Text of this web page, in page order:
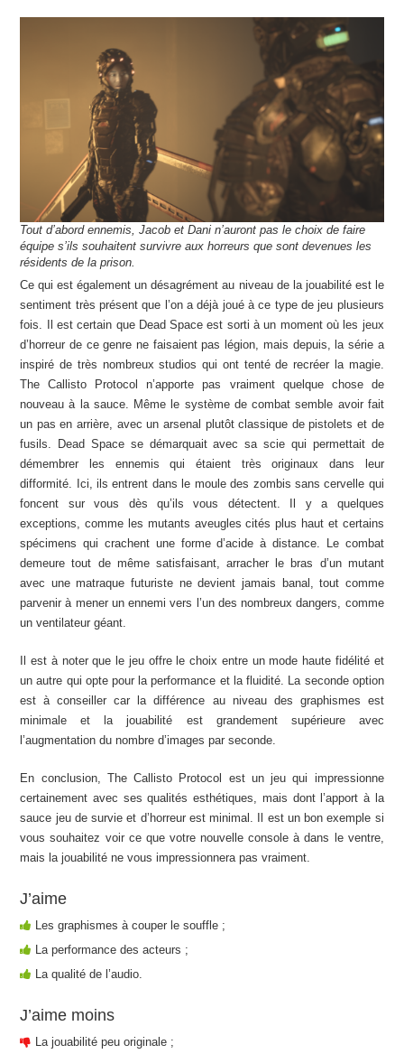
Tout d’abord ennemis, Jacob et Dani n’auront pas le choix de faire
équipe s’ils souhaitent survivre aux horreurs que sont devenues les
résidents de la prison.
Ce qui est également un désagrément au niveau de la jouabilité est le
sentiment très présent que l’on a déjà joué à ce type de jeu plusieurs
fois. Il est certain que Dead Space est sorti à un moment où les jeux
d’horreur de ce genre ne faisaient pas légion, mais depuis, la série a
inspiré de très nombreux studios qui ont tenté de recréer la magie.
The Callisto Protocol n’apporte pas vraiment quelque chose de
nouveau à la sauce. Même le système de combat semble avoir fait
un pas en arrière, avec un arsenal plutôt classique de pistolets et de
fusils. Dead Space se démarquait avec sa scie qui permettait de
démembrer les ennemis qui étaient très originaux dans leur
difformité. Ici, ils entrent dans le moule des zombis sans cervelle qui
foncent sur vous dès qu’ils vous détectent. Il y a quelques
exceptions, comme les mutants aveugles cités plus haut et certains
spécimens qui crachent une forme d’acide à distance. Le combat
demeure tout de même satisfaisant, arracher le bras d’un mutant
avec une matraque futuriste ne devient jamais banal, tout comme
parvenir à mener un ennemi vers l’un des nombreux dangers, comme
un ventilateur géant.
Il est à noter que le jeu offre le choix entre un mode haute fidélité et
un autre qui opte pour la performance et la fluidité. La seconde option
est à conseiller car la différence au niveau des graphismes est
minimale et la jouabilité est grandement supérieure avec
l’augmentation du nombre d’images par seconde.
En conclusion, The Callisto Protocol est un jeu qui impressionne
certainement avec ses qualités esthétiques, mais dont l’apport à la
sauce jeu de survie et d’horreur est minimal. Il est un bon exemple si
vous souhaitez voir ce que votre nouvelle console à dans le ventre,
mais la jouabilité ne vous impressionnera pas vraiment.
J’aime
Les graphismes à couper le souffle ;
La performance des acteurs ;
La qualité de l’audio.
J’aime moins
La jouabilité peu originale ;